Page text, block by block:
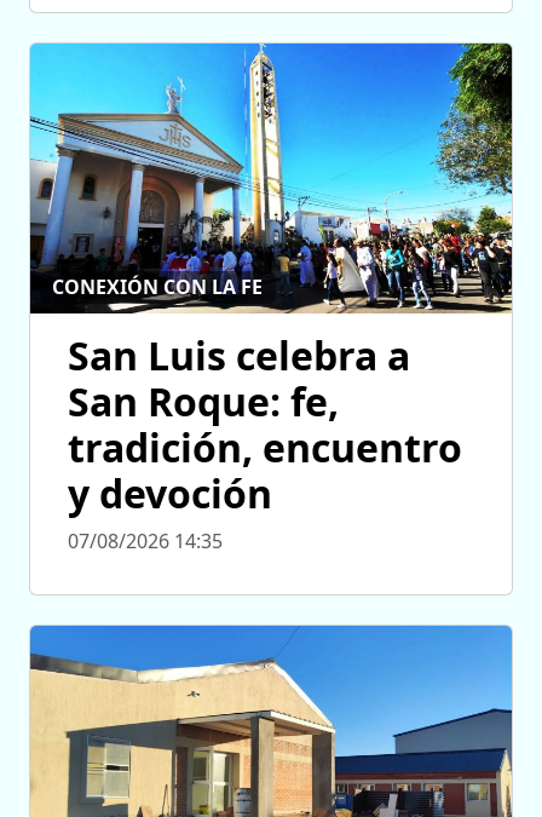
CONEXIÓN CON LA FE
San Luis celebra a
San Roque: fe,
tradición, encuentro
y devoción
07/08/2026 14:35